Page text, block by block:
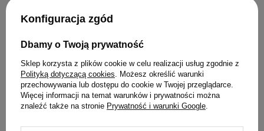
Montibello Decode Zero ESSENTIAL
250 ml
86,90 zł / szt.
(34,76 zł / 100ml)
wszystkich
103,90 zł
(41,56 zł / 100ml)
103.9
Konfiguracja zgód
Dbamy o Twoją prywatność
Sklep korzysta z plików cookie w celu realizacji usług zgodnie z
Polityką dotyczącą cookies . Możesz określić warunki
przechowywania lub dostępu do cookie w Twojej przeglądarce.
Więcej informacji na temat warunków i prywatności można
znaleźć także na stronie Prywatność i warunki Google